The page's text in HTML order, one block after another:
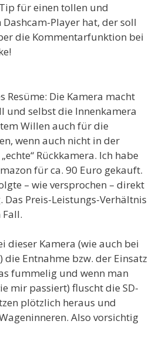
für einen tollen und
Player hat, der soll
die Kommentarfunktion bei
Resüme: Die Kamera macht
und selbst die Innenkamera
Willen auch für die
wenn auch nicht in der
Rückkamera. Ich habe
für ca. 90 Euro gekauft.
– wie versprochen – direkt
Das Preis-Leistungs-Verhältnis
dieser Kamera (wie auch bei
die Entnahme bzw. der Einsatz
fummelig und wenn man
mir passiert) fluscht die SD-
plötzlich heraus und
Also vorsichtig